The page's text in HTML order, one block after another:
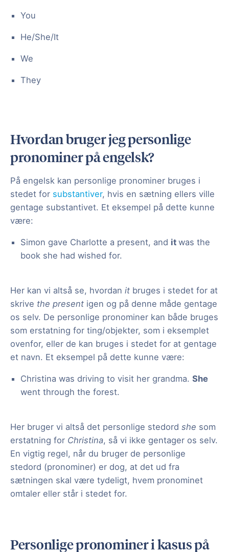
You
He/She/It
We
They
Hvordan bruger jeg personlige
pronominer på engelsk?
På engelsk kan personlige pronominer bruges i
stedet for substantiver, hvis en sætning ellers ville
gentage substantivet. Et eksempel på dette kunne
være:
Simon gave Charlotte a present, and it was the
book she had wished for.
Her kan vi altså se, hvordan it bruges i stedet for at
skrive the present igen og på denne måde gentage
os selv. De personlige pronominer kan både bruges
som erstatning for ting/objekter, som i eksemplet
ovenfor, eller de kan bruges i stedet for at gentage
et navn. Et eksempel på dette kunne være:
Christina was driving to visit her grandma. She
went through the forest.
Her bruger vi altså det personlige stedord she som
erstatning for Christina, så vi ikke gentager os selv.
En vigtig regel, når du bruger de personlige
stedord (pronominer) er dog, at det ud fra
sætningen skal være tydeligt, hvem pronominet
omtaler eller står i stedet for.
Personlige pronominer i kasus på